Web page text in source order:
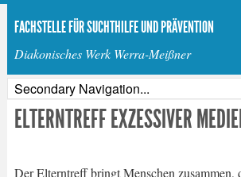
FACHSTELLE FÜR SUCHTHILFE UND PRÄVENTION
Diakonisches Werk Werra-Meißner
ELTERNTREFF EXZESSIVER
Der Elterntreff bringt Menschen zusammen,